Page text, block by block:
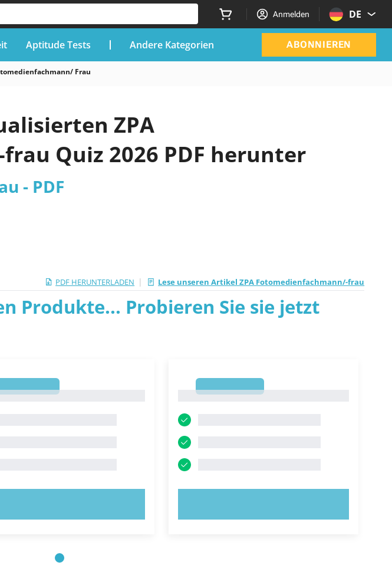
Anmelden DE
Aptitude Tests Andere Kategorien ABONNIEREN
Frau
ZPA
Quiz 2026 PDF herunter
- PDF
PDF HERUNTERLADEN | Lese unseren Artikel ZPA Fotomedienfachmann/-frau
Produkte... Probieren Sie sie jetzt